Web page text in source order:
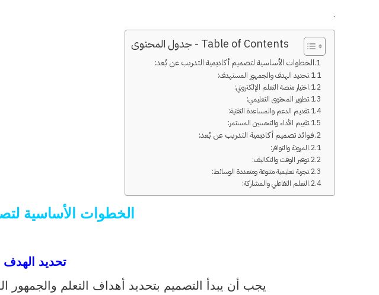
.
Table of Contents - جدول المحتوى
الخطوات الأساسية لتصميم أكاديمية التدريب عن بُعد:
تحديد الهدف والجمهور المستهدف:
اختيار منصة التعلم الإلكتروني:
تطوير المحتوى التعليمي:
تقديم الدعم والمساعدة التقنية:
تقييم الأداء والتحسين المستمر:
فوائد تصميم أكاديمية التدريب عن بُعد:
المرونة والتوافر:
توفير الوقت والتكاليف:
تجربة تعليمية متنوعة ومتعددة الوسائط:
التعلم التفاعلي والمشاركة:
الخطوات الأساسية
تحديد
يجب أن يبدأ التصميم بتحديد أهداف التعلم